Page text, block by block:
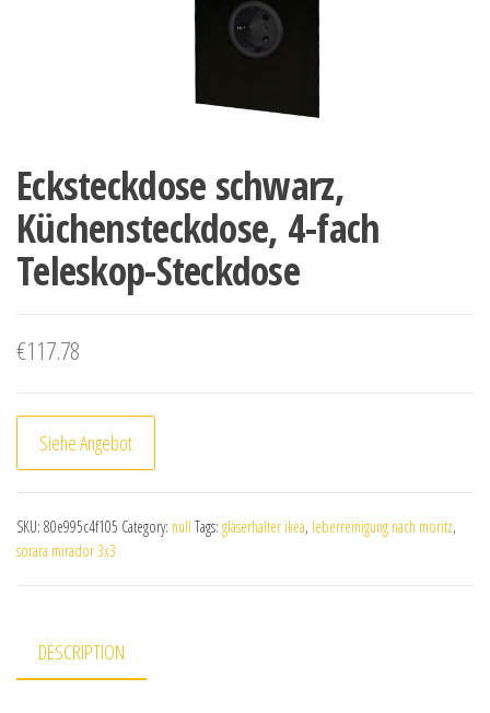
Ecksteckdose schwarz,
Küchensteckdose, 4-fach
Teleskop-Steckdose
€117.78
Siehe Angebot
SKU: 80e995c4f105 Category: null Tags: gläserhalter ikea, leberreinigung nach moritz,
sorara mirador 3x3
DESCRIPTION